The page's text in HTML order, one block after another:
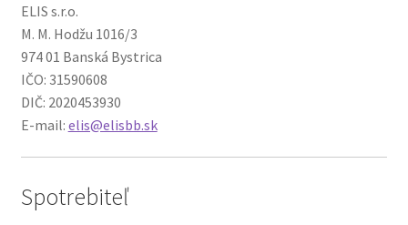
Odstúpenie
od kúpnej
zmluvy
Pokladňa
Page
ELIS s.r.o.
M. M. Hodžu 1016/3
974 01 Banská Bystrica
IČO: 31590608
DIČ: 2020453930
E-mail: elis@elisbb.sk
Spotrebiteľ